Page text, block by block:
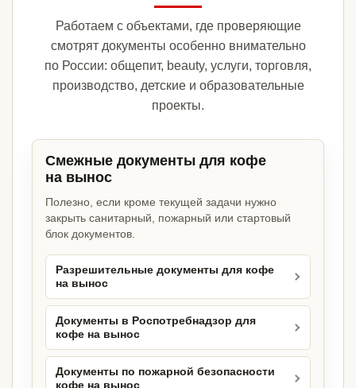
Работаем с объектами, где проверяющие
смотрят документы особенно внимательно
по России: общепит, beauty, услуги, торговля,
производство, детские и образовательные
проекты.
Смежные документы для кофе
на вынос
Полезно, если кроме текущей задачи нужно
закрыть санитарный, пожарный или стартовый
блок документов.
Разрешительные документы для кофе
на вынос
Документы в Роспотребнадзор для
кофе на вынос
Документы по пожарной безопасности
кофе на вынос